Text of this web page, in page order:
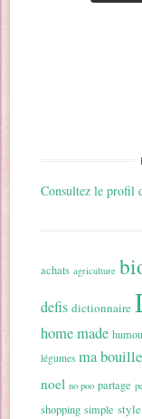
Consultez le profil
achats agriculture
defis dictionnaire
home made
légumes ma bouille
noel no poo partage
shopping simple style